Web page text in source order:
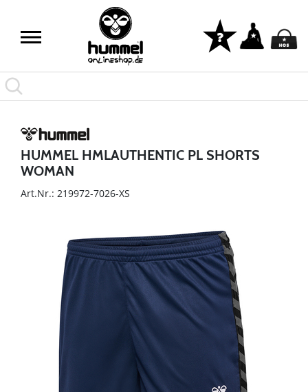
HUMMEL HMLAUTHENTIC PL SHORTS
WOMAN
Art.Nr.: 219972-7026-XS